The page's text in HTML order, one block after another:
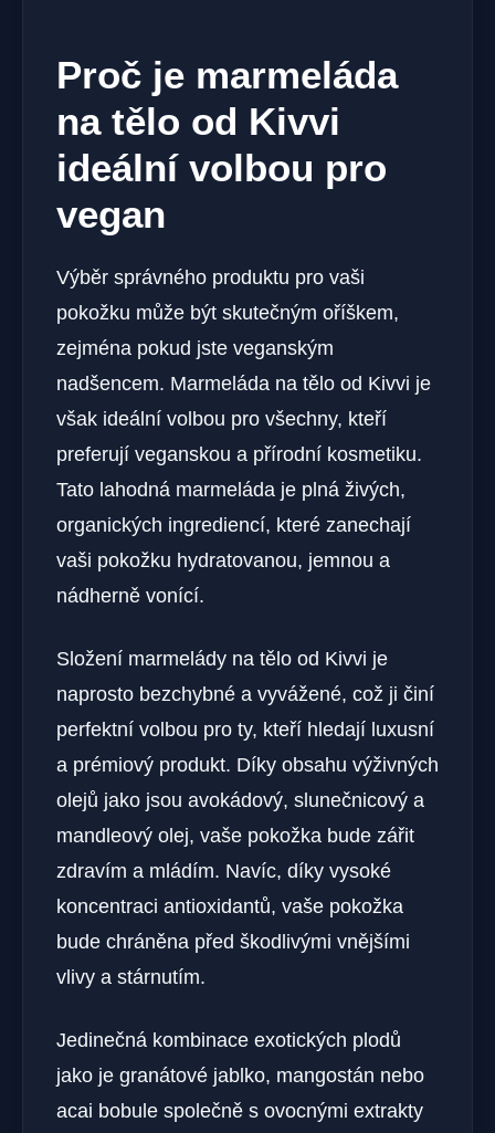
Proč je marmeláda
na tělo od Kivvi
ideální volbou pro
vegan
Výběr správného produktu pro vaši
pokožku může být skutečným oříškem,
zejména pokud jste veganským
nadšencem. Marmeláda na tělo od Kivvi je
však ideální volbou pro všechny, kteří
preferují veganskou a přírodní kosmetiku.
Tato lahodná marmeláda je plná živých,
organických ingrediencí, které zanechají
vaši pokožku hydratovanou, jemnou a
nádherně vonící.
Složení marmelády na tělo od Kivvi je
naprosto bezchybné a vyvážené, což ji činí
perfektní volbou pro ty, kteří hledají luxusní
a prémiový produkt. Díky obsahu výživných
olejů jako jsou avokádový, slunečnicový a
mandleový olej, vaše pokožka bude zářit
zdravím a mládím. Navíc, díky vysoké
koncentraci antioxidantů, vaše pokožka
bude chráněna před škodlivými vnějšími
vlivy a stárnutím.
Jedinečná kombinace exotických plodů
jako je granátové jablko, mangostán nebo
acai bobule společně s ovocnými extrakty